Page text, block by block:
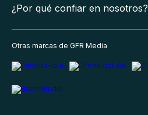
¿Por qué confiar en nosotros?
Otras marcas de GFR Media